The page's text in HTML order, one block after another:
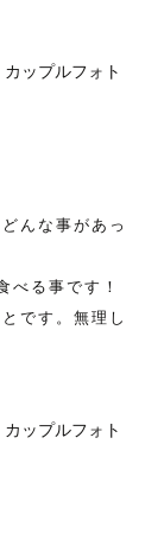
んな事があっ
べる事です！
です。無理し